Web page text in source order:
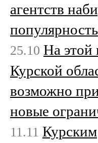
агентств
популярность
25.10 На этой
Курской
возможно
новые
11.11 Курским